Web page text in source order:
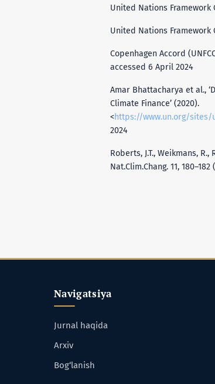
United Nations Framework
United Nations Framework
Copenhagen Accord
accessed 6 April 2024
Amar Bhattacharya et al.,
Climate Finance’ (2020).
<https://www.un.org/sites/
2024
Roberts, J.T., Weikmans,
Nat.Clim.Chang. 11, 180–182
Navigatsiya
Jurnal haqida
Arxiv
Bog‘lanish